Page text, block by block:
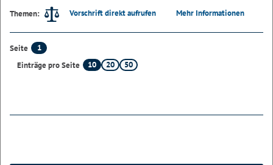
Themen:
Vorschrift direkt aufrufen Mehr Informationen
Seite
1
Einträge pro Seite
10 20 50